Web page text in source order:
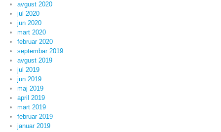
avgust 2020
jul 2020
jun 2020
mart 2020
februar 2020
septembar 2019
avgust 2019
jul 2019
jun 2019
maj 2019
april 2019
mart 2019
februar 2019
januar 2019